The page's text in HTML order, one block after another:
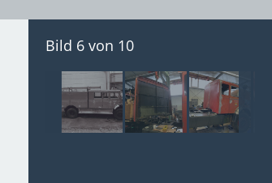
Bild 6 von 10